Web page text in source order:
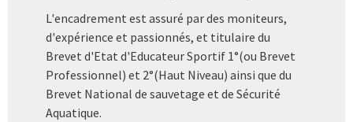
L'encadrement est assuré par des moniteurs,
d'expérience et passionnés, et titulaire du
Brevet d'Etat d'Educateur Sportif 1°(ou Brevet
Professionnel) et 2°(Haut Niveau) ainsi que du
Brevet National de sauvetage et de Sécurité
Aquatique.